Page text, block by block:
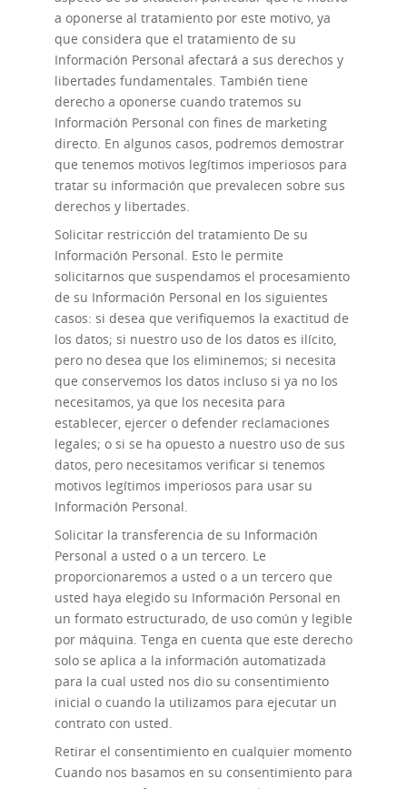
a oponerse al tratamiento por este motivo, ya
que considera que el tratamiento de su
Información Personal afectará a sus derechos y
libertades fundamentales. También tiene
derecho a oponerse cuando tratemos su
Información Personal con fines de marketing
directo. En algunos casos, podremos demostrar
que tenemos motivos legítimos imperiosos para
tratar su información que prevalecen sobre sus
derechos y libertades.
Solicitar restricción del tratamiento De su
Información Personal. Esto le permite
solicitarnos que suspendamos el procesamiento
de su Información Personal en los siguientes
casos: si desea que verifiquemos la exactitud de
los datos; si nuestro uso de los datos es ilícito,
pero no desea que los eliminemos; si necesita
que conservemos los datos incluso si ya no los
necesitamos, ya que los necesita para
establecer, ejercer o defender reclamaciones
legales; o si se ha opuesto a nuestro uso de sus
datos, pero necesitamos verificar si tenemos
motivos legítimos imperiosos para usar su
Información Personal.
Solicitar la transferencia de su Información
Personal a usted o a un tercero. Le
proporcionaremos a usted o a un tercero que
usted haya elegido su Información Personal en
un formato estructurado, de uso común y legible
por máquina. Tenga en cuenta que este derecho
solo se aplica a la información automatizada
para la cual usted nos dio su consentimiento
inicial o cuando la utilizamos para ejecutar un
contrato con usted.
Retirar el consentimiento en cualquier momento
Cuando nos basamos en su consentimiento para